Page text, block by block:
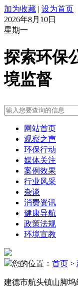
加为收藏 | 设为首页
2026年8月10日
星期一
探索环保
境监督
网站首页
观察之声
环保行动
媒体关注
案例效果
行业风采
杂谈
消费资讯
健康导航
政策法规
环境宣教
您的位置： 首页 >
建德市航头镇山脚坞